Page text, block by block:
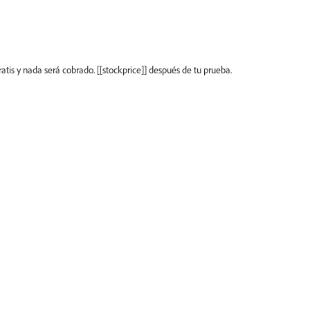
y nada será cobrado. [[stockprice]] después de tu prueba.